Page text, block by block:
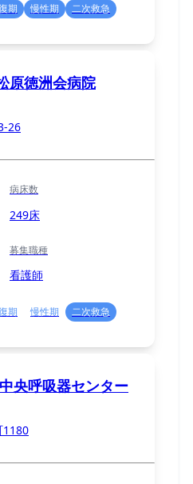
期 慢性期
二次救急
原徳洲会病院
26
病床数
249床
募集職種
看護師
期 慢性期
二次救急
央呼吸器センター
1180